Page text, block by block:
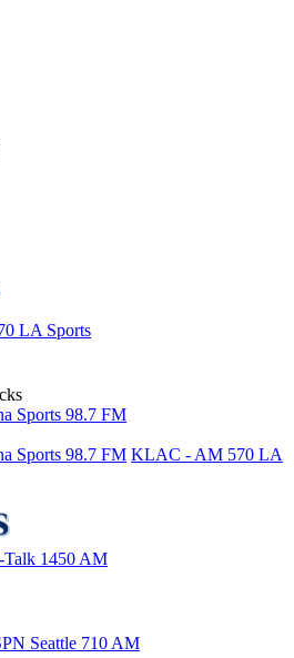
LA Sports
Sports 98.7 FM
Sports 98.7 FM KLAC - AM 570 LA
1450 AM
Seattle 710 AM